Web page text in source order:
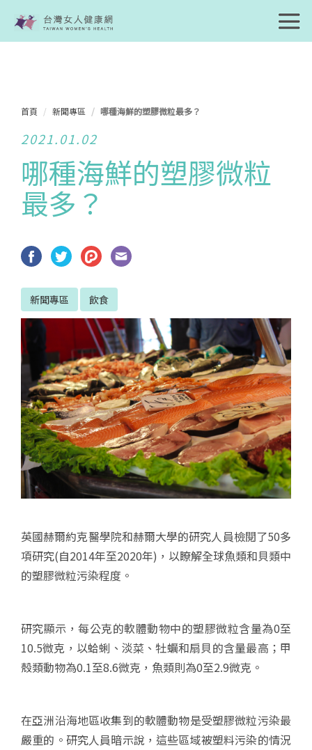
首頁 新聞專區 哪種海鮮的塑膠微粒最多？
2021.01.02
哪種海鮮的塑膠微粒
最多？
新聞專區 飲食
英國赫爾約克醫學院和赫爾大學的研究人員檢閱了50多
項研究(自2014年至2020年)，以瞭解全球魚類和貝類中
的塑膠微粒污染程度。
研究顯示，每公克的軟體動物中的塑膠微粒含量為0至
10.5微克，以蛤蜊、淡菜、牡蠣和扇貝的含量最高；甲
殼類動物為0.1至8.6微克，魚類則為0至2.9微克。
在亞洲沿海地區收集到的軟體動物是受塑膠微粒污染最
嚴重的。研究人員暗示說，這些區域被塑料污染的情況